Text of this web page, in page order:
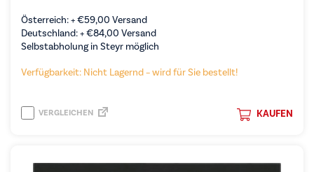
Österreich: +€59,00 Versand
Deutschland: +€84,00 Versand
Selbstabholung in Steyr möglich
Verfügbarkeit: Nicht Lagernd – wird für Sie bestellt!
KAUFEN
VERGLEICHEN